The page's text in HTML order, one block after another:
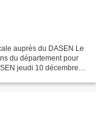
auprès du DASEN Le
du département pour
jeudi 10 décembre,